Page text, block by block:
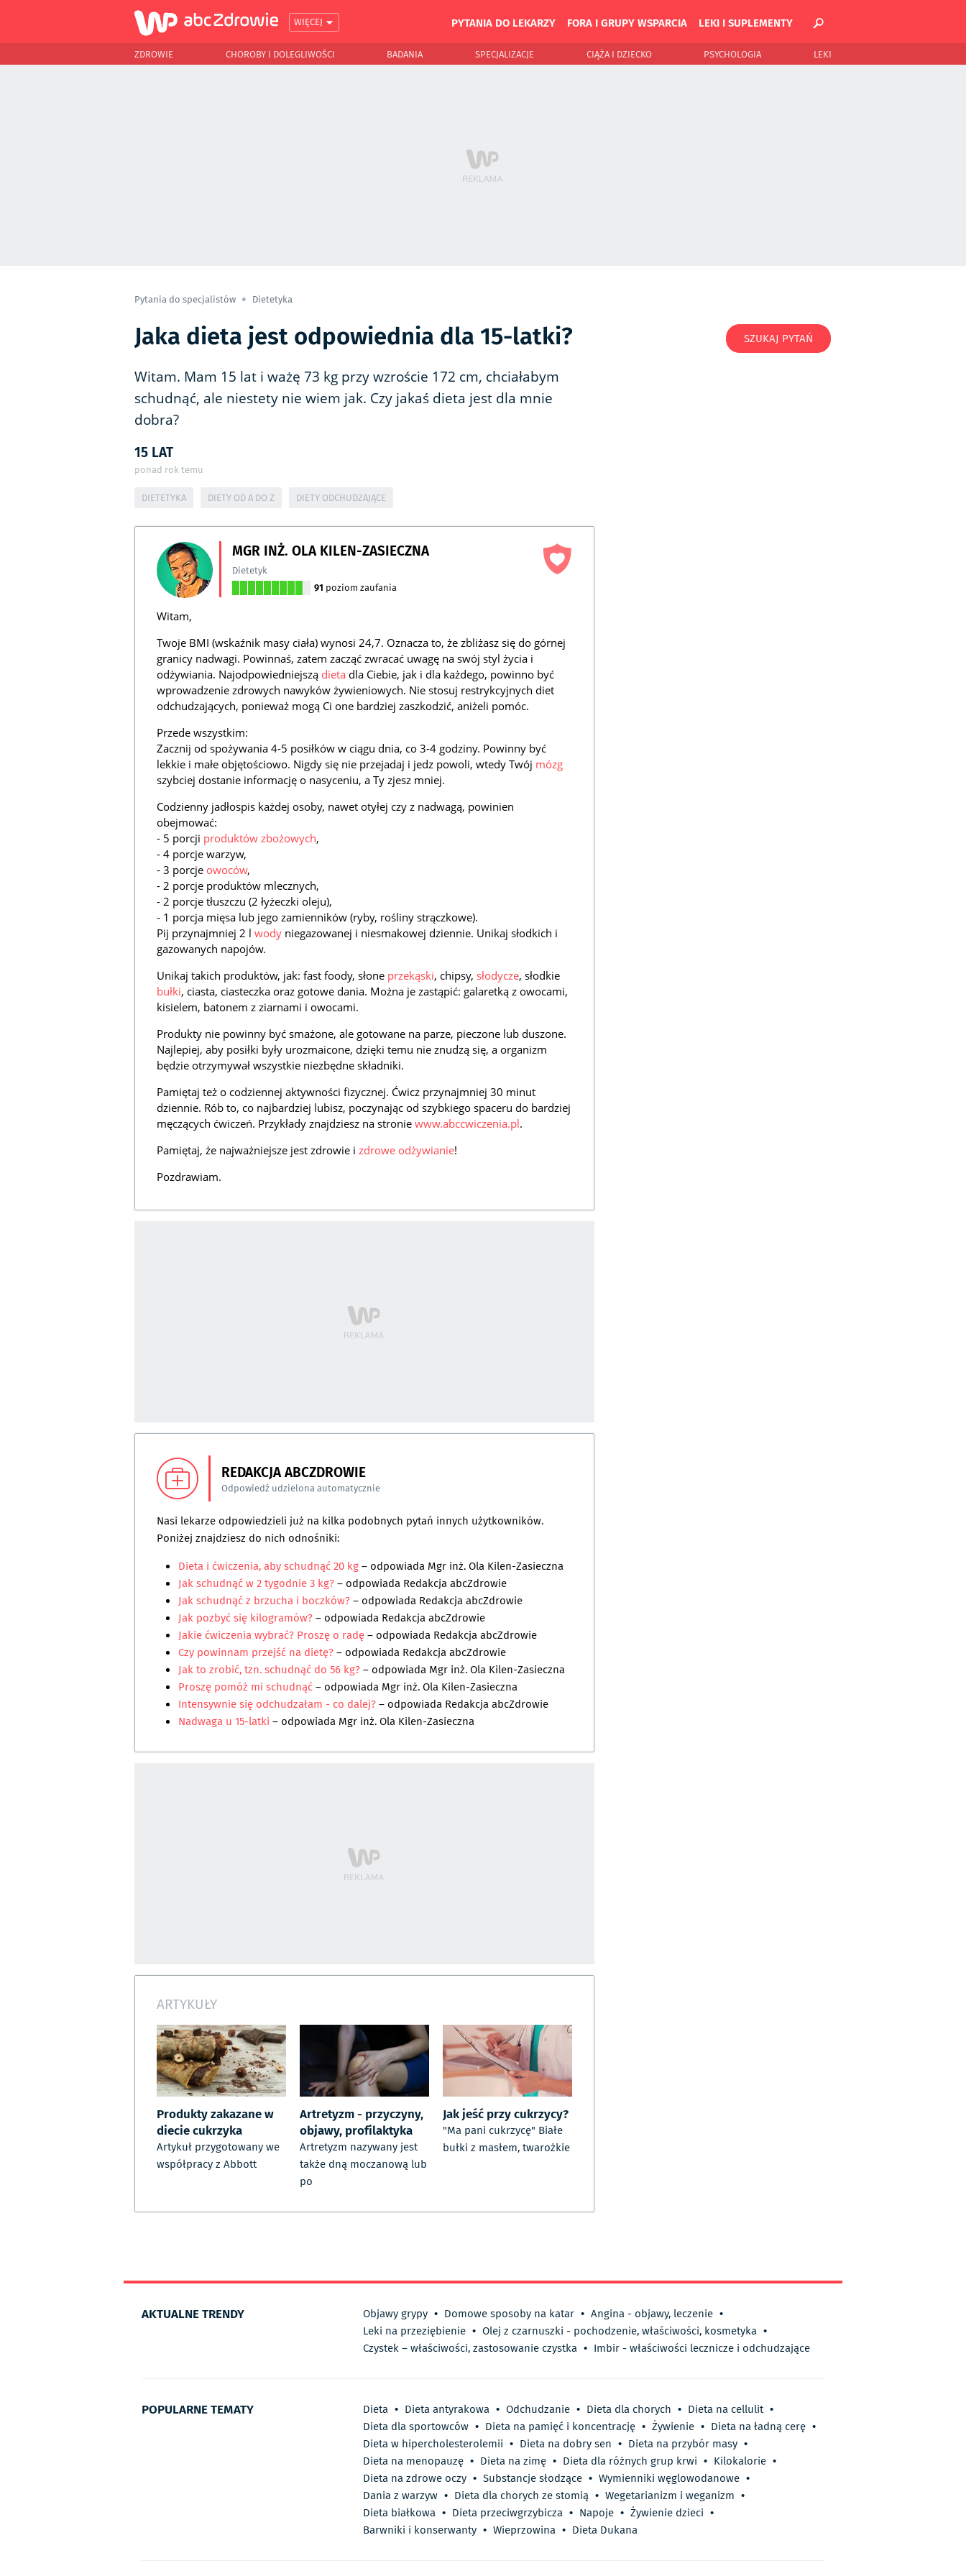
WIĘCEJ PYTANIA DO LEKARZY FORA I GRUPY WSPARCIA LEKI I SUPLEMENTY
ZDROWIE CHOROBY I DOLEGLIWOŚCI BADANIA SPECJALIZACJE CIĄŻA I DZIECKO PSYCHOLOGIA LEKI
Pytania do specjalistów Dietetyka
Jaka dieta jest odpowiednia dla 15-latki?
Witam. Mam 15 lat i ważę 73 kg przy wzroście 172 cm, chciałabym
schudnąć, ale niestety nie wiem jak. Czy jakaś dieta jest dla mnie
dobra?
15 LAT
ponad rok temu
DIETETYKA DIETY OD A DO Z DIETY ODCHUDZAJĄCE
MGR INŻ. OLA KILEN-ZASIECZNA
Dietetyk
91 poziom zaufania
Witam,
Twoje BMI (wskaźnik masy ciała) wynosi 24,7. Oznacza to, że zbliżasz się do górnej
granicy nadwagi. Powinnaś, zatem zacząć zwracać uwagę na swój styl życia i
odżywiania. Najodpowiedniejszą dieta dla Ciebie, jak i dla każdego, powinno być
wprowadzenie zdrowych nawyków żywieniowych. Nie stosuj restrykcyjnych diet
odchudzających, ponieważ mogą Ci one bardziej zaszkodzić, aniżeli pomóc.
Przede wszystkim:
Zacznij od spożywania 4-5 posiłków w ciągu dnia, co 3-4 godziny. Powinny być
lekkie i małe objętościowo. Nigdy się nie przejadaj i jedz powoli, wtedy Twój mózg
szybciej dostanie informację o nasyceniu, a Ty zjesz mniej.
Codzienny jadłospis każdej osoby, nawet otyłej czy z nadwagą, powinien
obejmować:
- 5 porcji produktów zbożowych,
- 4 porcje warzyw,
- 3 porcje owoców,
- 2 porcje produktów mlecznych,
- 2 porcje tłuszczu (2 łyżeczki oleju),
- 1 porcja mięsa lub jego zamienników (ryby, rośliny strączkowe).
Pij przynajmniej 2 l wody niegazowanej i niesmakowej dziennie. Unikaj słodkich i
gazowanych napojów.
Unikaj takich produktów, jak: fast foody, słone przekąski, chipsy, słodycze, słodkie
bułki, ciasta, ciasteczka oraz gotowe dania. Można je zastąpić: galaretką z owocami,
kisielem, batonem z ziarnami i owocami.
Produkty nie powinny być smażone, ale gotowane na parze, pieczone lub duszone.
Najlepiej, aby posiłki były urozmaicone, dzięki temu nie znudzą się, a organizm
będzie otrzymywał wszystkie niezbędne składniki.
Pamiętaj też o codziennej aktywności fizycznej. Ćwicz przynajmniej 30 minut
dziennie. Rób to, co najbardziej lubisz, poczynając od szybkiego spaceru do bardziej
męczących ćwiczeń. Przykłady znajdziesz na stronie www.abccwiczenia.pl.
Pamiętaj, że najważniejsze jest zdrowie i zdrowe odżywianie!
Pozdrawiam.
REDAKCJA ABCZDROWIE
Odpowiedź udzielona automatycznie
Nasi lekarze odpowiedzieli już na kilka podobnych pytań innych użytkowników.
Poniżej znajdziesz do nich odnośniki:
Dieta i ćwiczenia, aby schudnąć 20 kg– odpowiada Mgr inż. Ola Kilen-Zasieczna
Jak schudnąć w 2 tygodnie 3 kg?– odpowiada Redakcja abcZdrowie
Jak schudnąć z brzucha i boczków?– odpowiada Redakcja abcZdrowie
Jak pozbyć się kilogramów?– odpowiada Redakcja abcZdrowie
Jakie ćwiczenia wybrać? Proszę o radę– odpowiada Redakcja abcZdrowie
Czy powinnam przejść na dietę?– odpowiada Redakcja abcZdrowie
Jak to zrobić, tzn. schudnąć do 56 kg?– odpowiada Mgr inż. Ola Kilen-Zasieczna
Proszę pomóż mi schudnąć– odpowiada Mgr inż. Ola Kilen-Zasieczna
Intensywnie się odchudzałam - co dalej?– odpowiada Redakcja abcZdrowie
Nadwaga u 15-latki – odpowiada Mgr inż. Ola Kilen-Zasieczna
ARTYKUŁY
Produkty zakazane w
diecie cukrzyka
Artykuł przygotowany we
współpracy z Abbott
Artretyzm - przyczyny,
objawy, profilaktyka
Artretyzm nazywany jest
także dną moczanową lub
po
Jak jeść przy cukrzycy?
"Ma pani cukrzycę" Białe
bułki z masłem, twarożkie
SZUKAJ PYTAŃ
AKTUALNE TRENDY Objawy grypy • Domowe sposoby na katar • Angina - objawy, leczenie •
Leki na przeziębienie • Olej z czarnuszki - pochodzenie, właściwości, kosmetyka •
Czystek – właściwości, zastosowanie czystka • Imbir - właściwości lecznicze i odchudzające
POPULARNE TEMATY Dieta • Dieta antyrakowa • Odchudzanie • Dieta dla chorych • Dieta na cellulit •
Dieta dla sportowców • Dieta na pamięć i koncentrację • Żywienie • Dieta na ładną cerę •
Dieta w hipercholesterolemii • Dieta na dobry sen • Dieta na przybór masy •
Dieta na menopauzę • Dieta na zimę • Dieta dla różnych grup krwi • Kilokalorie •
Dieta na zdrowe oczy • Substancje słodzące • Wymienniki węglowodanowe •
Dania z warzyw • Dieta dla chorych ze stomią • Wegetarianizm i weganizm •
Dieta białkowa • Dieta przeciwgrzybicza • Napoje • Żywienie dzieci •
Barwniki i konserwanty • Wieprzowina • Dieta Dukana